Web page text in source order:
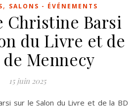
, SALONS - ÉVÉNEMENTS
Christine Barsi
du Livre et de
Mennecy
15 juin 2025